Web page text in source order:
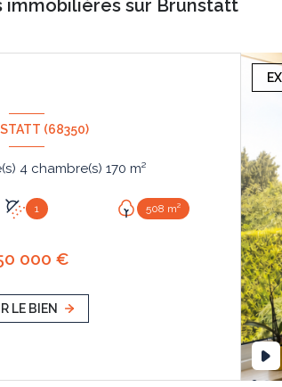
immobilières sur Brunstatt
(68350)
Maison 7 pièce(s) 4 chambre(s) 170 m²
1 508 m²
000 €
LE BIEN